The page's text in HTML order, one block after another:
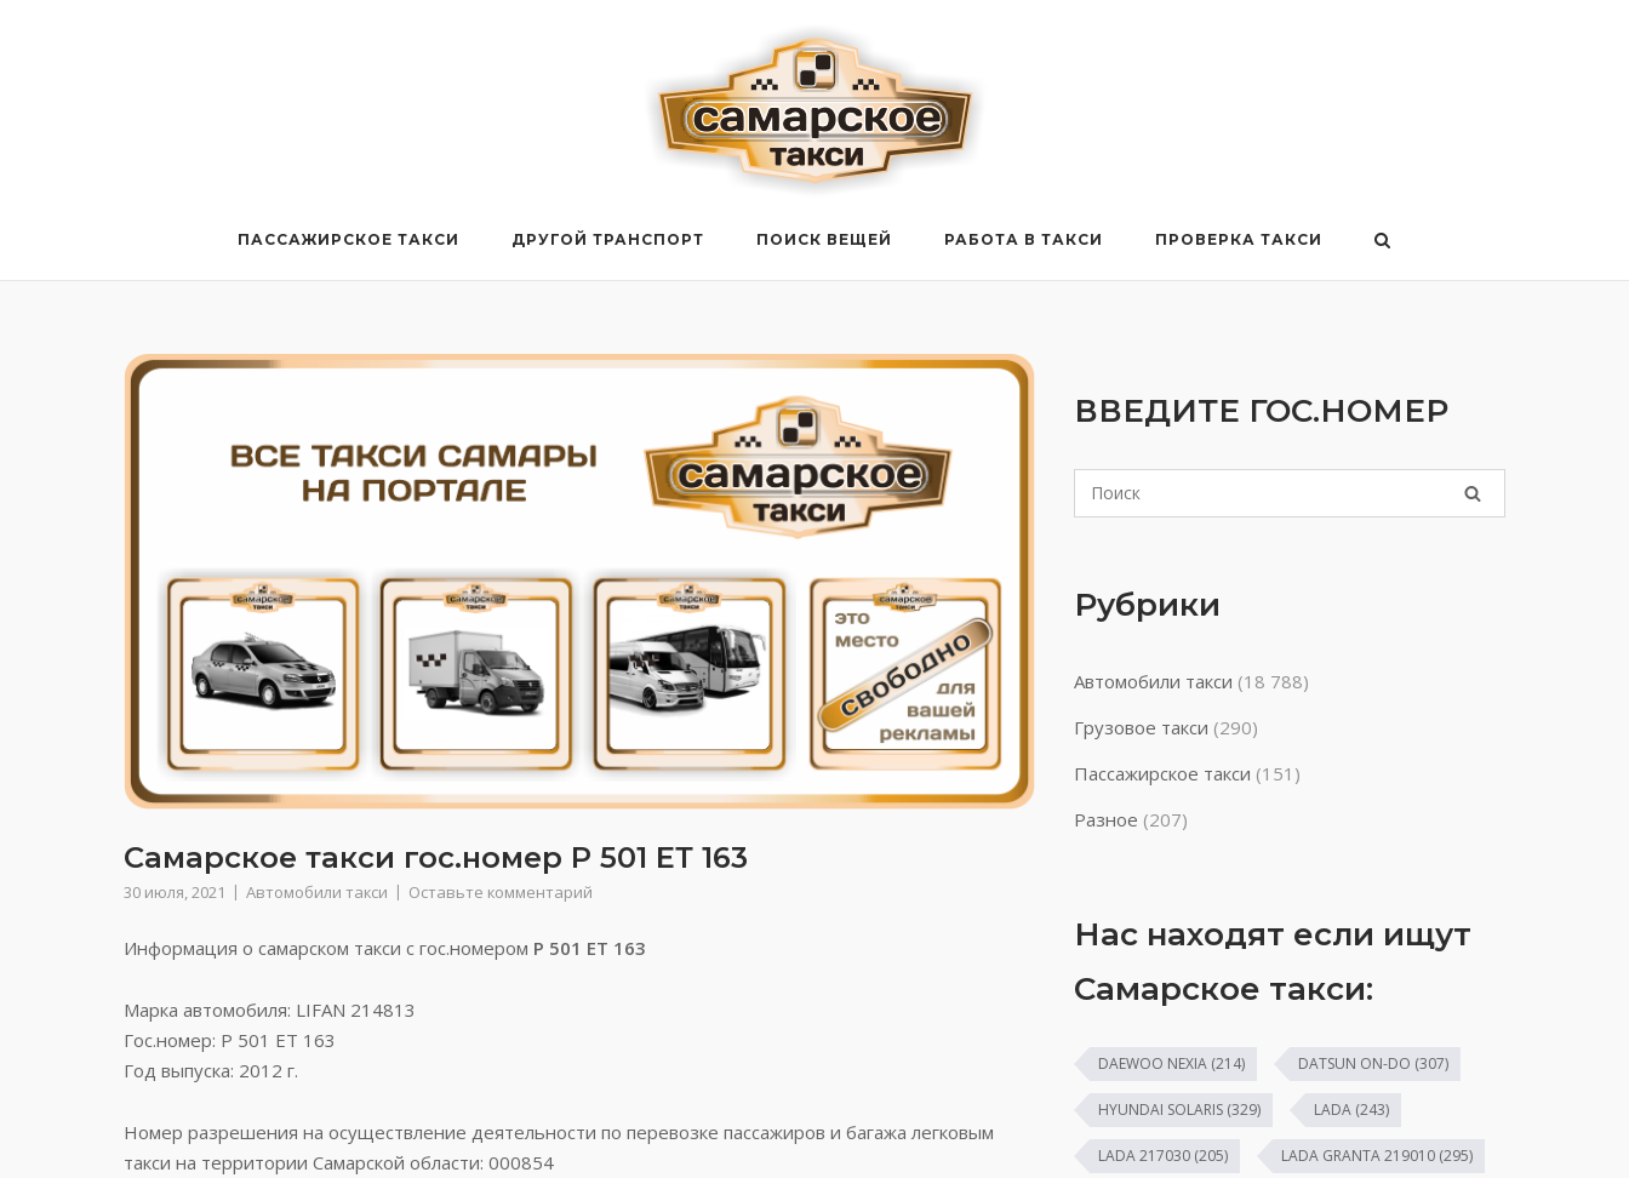
ПАССАЖИРСКОЕ ТАКСИ ДРУГОЙ ТРАНСПОРТ ПОИСК ВЕЩЕЙ РАБОТА В ТАКСИ ПРОВЕРКА ТАКСИ
Самарское такси гос.номер Р 501 ЕТ 163
30 июля, 2021 Автомобили такси Оставьте комментарий
Информация о самарском такси с гос.номером Р 501 ЕТ 163
Марка автомобиля: LIFAN 214813
Гос.номер: Р 501 ЕТ 163
Год выпуска: 2012 г.
Номер разрешения на осуществление деятельности по перевозке пассажиров и багажа легковым
такси на территории Самарской области: 000854
ВВЕДИТЕ ГОС.НОМЕР
Рубрики
Автомобили такси (18 788)
Грузовое такси (290)
Пассажирское такси (151)
Разное (207)
Нас находят если ищут
Самарское такси:
DAEWOO NEXIA(214) DATSUN ON-DO (307)
HYUNDAI SOLARIS(329) LADA(243)
LADA 217030(205) LADA GRANTA 219010(295)